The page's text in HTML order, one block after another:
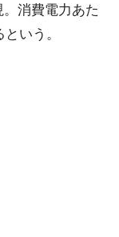
消費電力あた
いう。